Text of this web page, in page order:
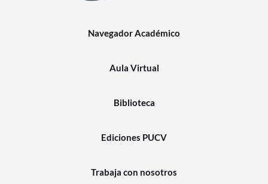
Navegador Académico
Aula Virtual
Biblioteca
Ediciones PUCV
Trabaja con nosotros